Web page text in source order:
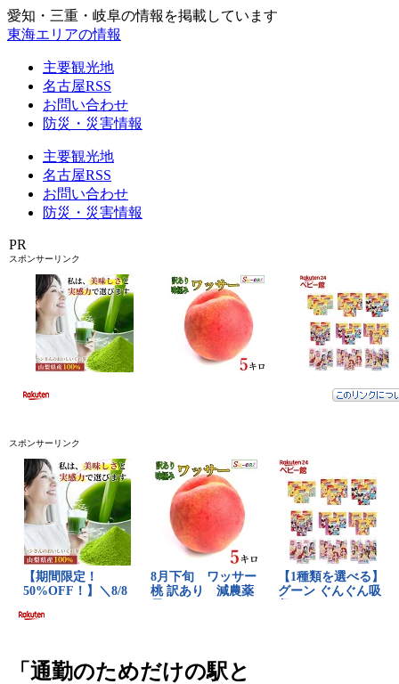
愛知・三重・岐阜の情報を掲載しています
東海エリアの情報
主要観光地
名古屋RSS
お問い合わせ
防災・災害情報
主要観光地
名古屋RSS
お問い合わせ
防災・災害情報
PR
スポンサーリンク
スポンサーリンク
「通勤のためだけの駅と